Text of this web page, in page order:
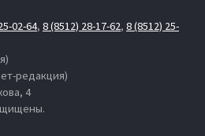
02-64, 8 (8512) 28-17-62, 8 (8512) 25-
редакция)
4